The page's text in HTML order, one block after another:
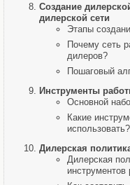
Создание
дилерской сети
Этапы
Почему сеть
дилеров?
Пошаговый
Инструменты
Основной
Какие
использовать?
Дилерская
Дилерская
инструментов